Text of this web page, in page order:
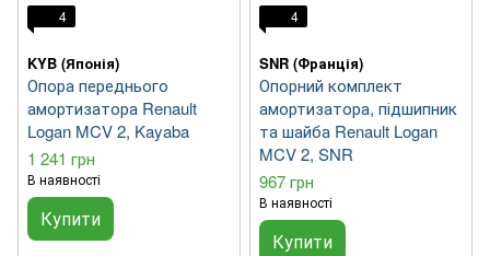
4
KYB (Японія)
Опора переднього
амортизатора Renault
Logan MCV 2, Kayaba
1 241 грн
В наявності
Купити
4
SNR (Франція)
Опорний комплект
амортизатора, підшипник
та шайба Renault Logan
MCV 2, SNR
967 грн
В наявності
Купити